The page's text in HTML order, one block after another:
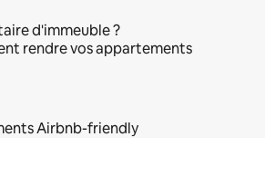
d'immeuble ?
rendre vos appartements
Airbnb-friendly